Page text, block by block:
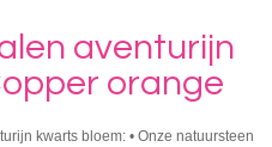
aventurijn
orange
kwarts bloem: • Onze natuursteen